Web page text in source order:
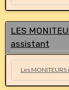
LES
assistant
Les MONITEURS